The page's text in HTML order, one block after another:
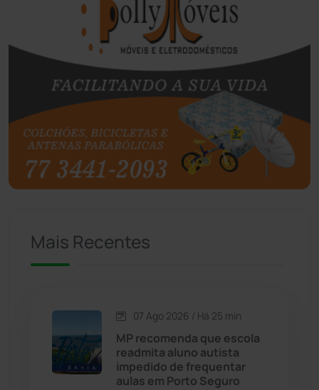
Bom Jesus da Lapa
Boquira
Botuporã (72)
Brasil (7680)
Brumado (31958)
Caetanos
Cândido Sales
Mais Recentes
07 Ago 2026 / Há 25 min
MP recomenda que escola
readmita aluno autista
impedido de frequentar
aulas em Porto Seguro